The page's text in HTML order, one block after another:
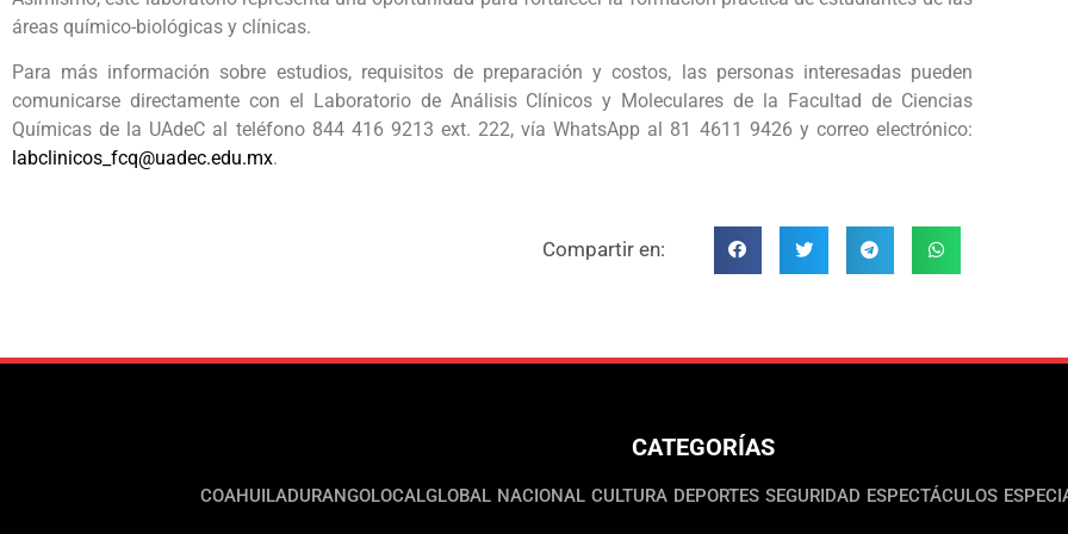
áreas químico-biológicas y clínicas.
Para más información sobre estudios, requisitos de preparación y costos, las personas interesadas pueden
comunicarse directamente con el Laboratorio de Análisis Clínicos y Moleculares de la Facultad de Ciencias
Químicas de la UAdeC al teléfono 844 416 9213 ext. 222, vía WhatsApp al 81 4611 9426 y correo electrónico:
labclinicos_fcq@uadec.edu.mx.
Compartir en:
CATEGORÍAS
COAHUILADURANGOLOCALGLOBAL NACIONAL CULTURA DEPORTES SEGURIDAD ESPECTÁCULOS